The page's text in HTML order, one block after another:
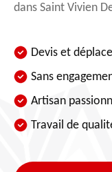
dans Saint Vivien
Devis et
Sans
Artisan
Travail de